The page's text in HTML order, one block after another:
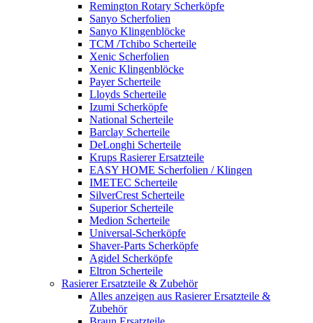
Remington Rotary Scherköpfe
Sanyo Scherfolien
Sanyo Klingenblöcke
TCM /Tchibo Scherteile
Xenic Scherfolien
Xenic Klingenblöcke
Payer Scherteile
Lloyds Scherteile
Izumi Scherköpfe
National Scherteile
Barclay Scherteile
DeLonghi Scherteile
Krups Rasierer Ersatzteile
EASY HOME Scherfolien / Klingen
IMETEC Scherteile
SilverCrest Scherteile
Superior Scherteile
Medion Scherteile
Universal-Scherköpfe
Shaver-Parts Scherköpfe
Agidel Scherköpfe
Eltron Scherteile
Rasierer Ersatzteile & Zubehör
Alles anzeigen aus Rasierer Ersatzteile &
Zubehör